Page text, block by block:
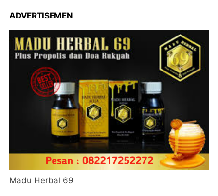
ADVERTISEMEN
Madu Herbal 69